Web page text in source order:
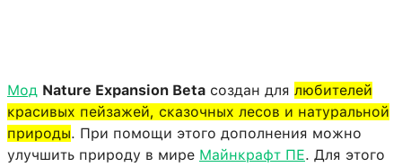
Мод Nature Expansion Beta создан для любителей
красивых пейзажей, сказочных лесов и натуральной
природы. При помощи этого дополнения можно
улучшить природу в мире Майнкрафт ПЕ. Для этого